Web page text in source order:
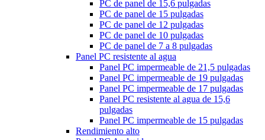
PC de panel de 15,6 pulgadas
PC de panel de 15 pulgadas
PC de panel de 12 pulgadas
PC de panel de 10 pulgadas
PC de panel de 7 a 8 pulgadas
Panel PC resistente al agua
Panel PC impermeable de 21,5 pulgadas
Panel PC impermeable de 19 pulgadas
Panel PC impermeable de 17 pulgadas
Panel PC resistente al agua de 15,6
pulgadas
Panel PC impermeable de 15 pulgadas
Rendimiento alto